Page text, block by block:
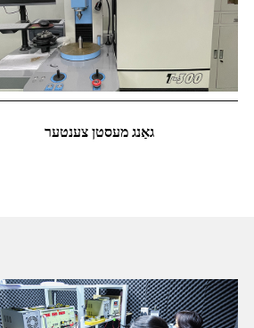
גאַנג מעסטן צענטער